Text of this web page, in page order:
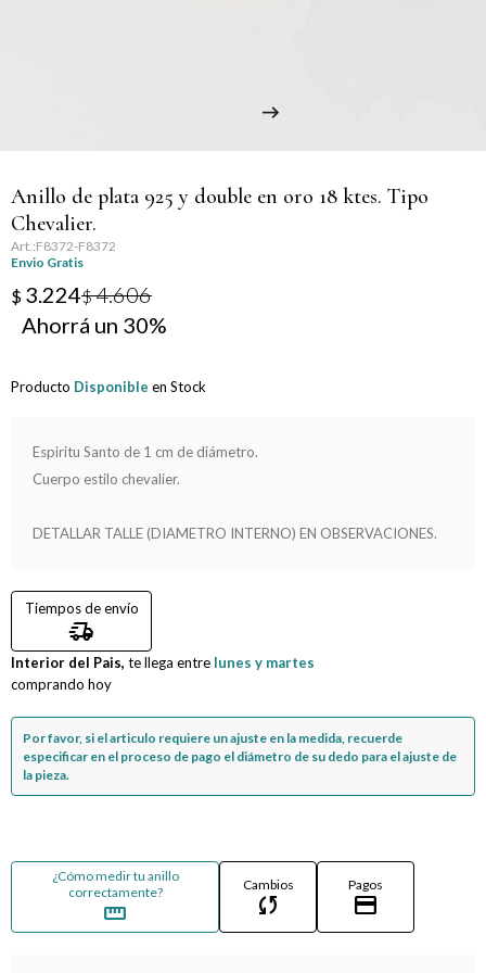
Anillo de plata 925 y double en oro 18 ktes. Tipo
Chevalier.
F8372-F8372
Envio Gratis
$ 3.224$4.606
30
Producto Disponible en Stock
Espiritu Santo de 1 cm de diámetro.
Cuerpo estilo chevalier.
DETALLAR TALLE (DIAMETRO INTERNO) EN OBSERVACIONES.
Tiempos de envío
delivery_truck_speed
Interior del Pais, te llega entre lunes y martes
comprando hoy
Por favor, si el articulo requiere un ajuste en la medida, recuerde
especificar en el proceso de pago el diámetro de su dedo para el ajuste de
la pieza.
¿Cómo medir tu anillo
correctamente?
straighten
Cambios
sync
Pagos
credit_card
Día del Abuelo
Día del Amigo
Día del Maestro
Día del Padre
San Valentín
Compromiso